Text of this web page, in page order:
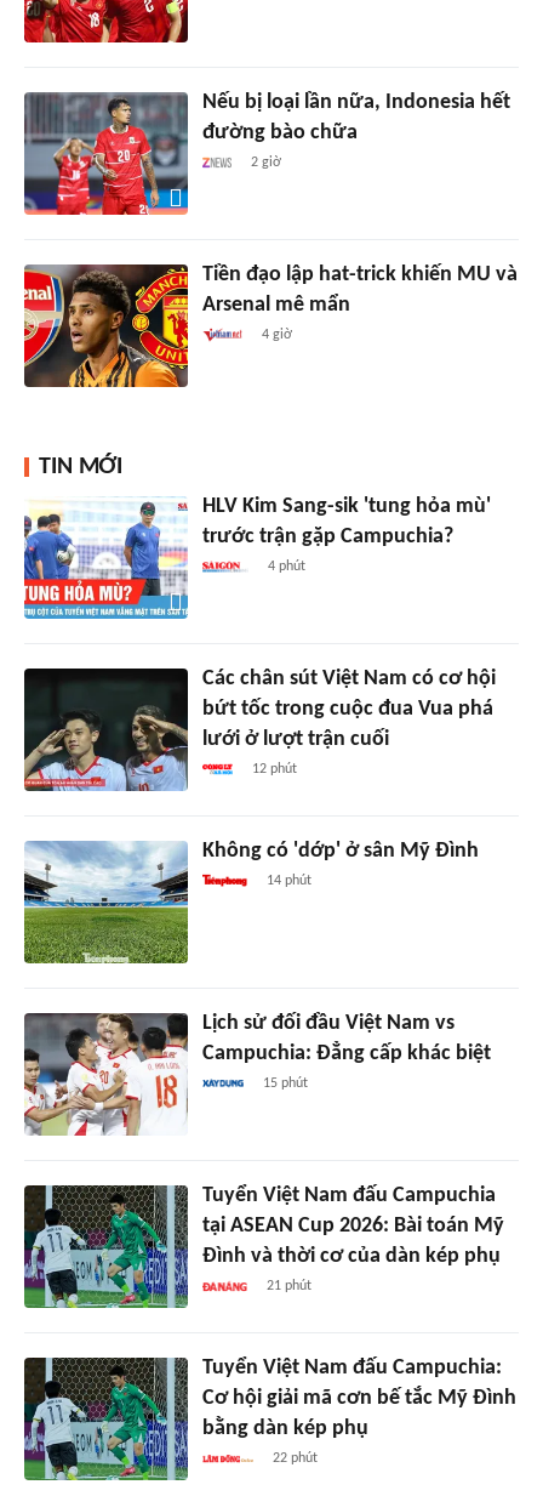
Nếu bị loại lần nữa, Indonesia hết
đường bào chữa
2 giờ
Tiền đạo lập hat-trick khiến MU và
Arsenal mê mẩn
4 giờ
TIN MỚI
HLV Kim Sang-sik 'tung hỏa mù'
trước trận gặp Campuchia?
4 phút
Các chân sút Việt Nam có cơ hội
bứt tốc trong cuộc đua Vua phá
lưới ở lượt trận cuối
12 phút
Không có 'dớp' ở sân Mỹ Đình
14 phút
Lịch sử đối đầu Việt Nam vs
Campuchia: Đẳng cấp khác biệt
15 phút
Tuyển Việt Nam đấu Campuchia
tại ASEAN Cup 2026: Bài toán Mỹ
Đình và thời cơ của dàn kép phụ
21 phút
Tuyển Việt Nam đấu Campuchia:
Cơ hội giải mã cơn bế tắc Mỹ Đình
bằng dàn kép phụ
22 phút